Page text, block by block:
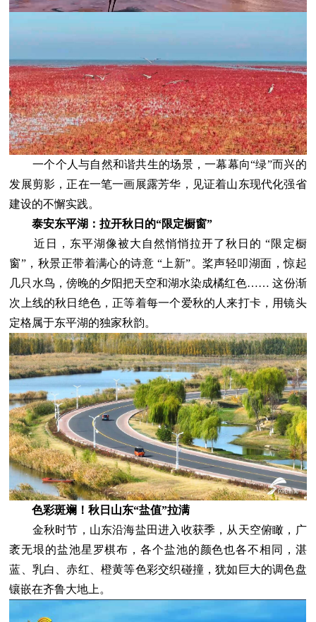
一个个人与自然和谐共生的场景，一幕幕向“绿”而兴的
发展剪影，正在一笔一画展露芳华，见证着山东现代化强省
建设的不懈实践。
泰安东平湖：拉开秋日的“限定橱窗”
近日，东平湖像被大自然悄悄拉开了秋日的 “限定橱
窗”，秋景正带着满心的诗意 “上新”。桨声轻叩湖面，惊起
几只水鸟，傍晚的夕阳把天空和湖水染成橘红色…… 这份渐
次上线的秋日绝色，正等着每一个爱秋的人来打卡，用镜头
定格属于东平湖的独家秋韵。
色彩斑斓！秋日山东“盐值”拉满
金秋时节，山东沿海盐田进入收获季，从天空俯瞰，广
袤无垠的盐池星罗棋布，各个盐池的颜色也各不相同，湛
蓝、乳白、赤红、橙黄等色彩交织碰撞，犹如巨大的调色盘
镶嵌在齐鲁大地上。